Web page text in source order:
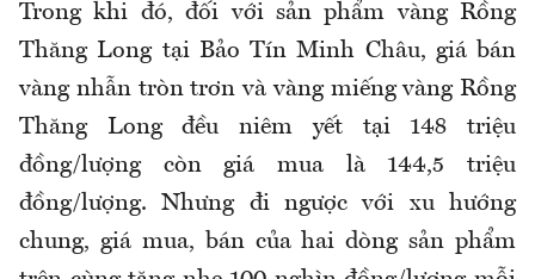
Trong khi đó, đối với sản phẩm vàng Rồng
Thăng Long tại Bảo Tín Minh Châu, giá bán
vàng nhẫn tròn trơn và vàng miếng vàng Rồng
Thăng Long đều niêm yết tại 148 triệu
đồng/lượng còn giá mua là 144,5 triệu
đồng/lượng. Nhưng đi ngược với xu hướng
chung, giá mua, bán của hai dòng sản phẩm